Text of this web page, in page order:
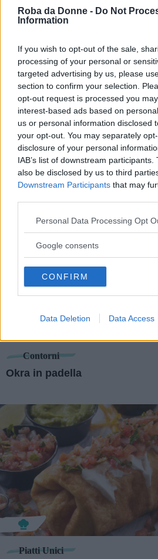
Roba da Donne - Do Not
Information
If you wish to opt-out of the sale,
processing of your personal or
targeted advertising by us, please
section to confirm your selection.
opt-out request is processed you
interest-based ads based on
us or personal information disclosed
your opt-out. You may separately
disclosure of your personal
IAB’s list of downstream
also be disclosed by us to third
Downstream Participants that may
Please note that this website/app
not limited to your visit or usage
use your data for below specified
consent section.
Personal Data Processing Opt
Google consents
CONFIRM
Data Deletion Data Access
Piatti Unici
Insalata di pesche
Contorni
Okra in padella
Piatti Unici